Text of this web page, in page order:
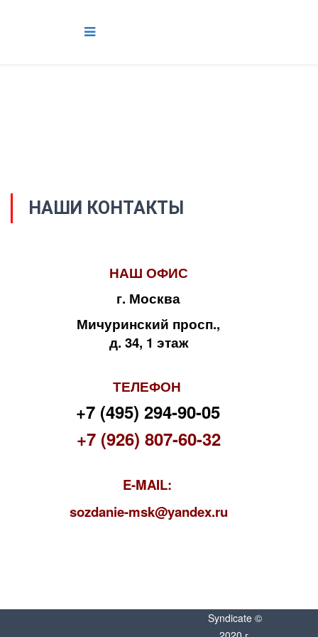
НАШИ КОНТАКТЫ
НАШ ОФИС
г. Москва
Мичуринский просп.,
д. 34, 1 этаж
ТЕЛЕФОН
+7 (495) 294-90-05
+7 (926) 807-60-32
E-MAIL:
sozdanie-msk@yandex.ru
Syndicate ©